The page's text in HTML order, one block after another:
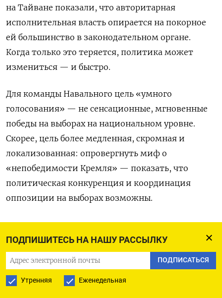
ПОДПИШИТЕСЬ НА НАШУ РАССЫЛКУ
ПОДПИСАТЬСЯ
Утренняя Еженедельная
на Тайване показали, что авторитарная
исполнительная власть опирается на покорное
ей большинство в законодательном органе.
Когда только это теряется, политика может
измениться — и быстро.
Для команды Навального цель «умного
голосования» — не сенсационные, мгновенные
победы на выборах на национальном уровне.
Скорее, цель более медленная, скромная и
локализованная: опровергнуть миф о
«непобедимости Кремля» — показать, что
политическая конкуренция и координация
оппозиции на выборах возможны.
Бен Нобл
российской политики в University College
London’s School of Slavonic and East European
Studies, а также старший научный сотрудник